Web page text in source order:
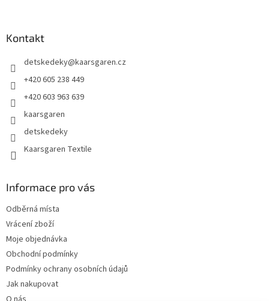
Kontakt
detskedeky@kaarsgaren.cz
+420 605 238 449
+420 603 963 639
kaarsgaren
detskedeky
Kaarsgaren Textile
Informace pro vás
Odběrná místa
Vrácení zboží
Moje objednávka
Obchodní podmínky
Podmínky ochrany osobních údajů
Jak nakupovat